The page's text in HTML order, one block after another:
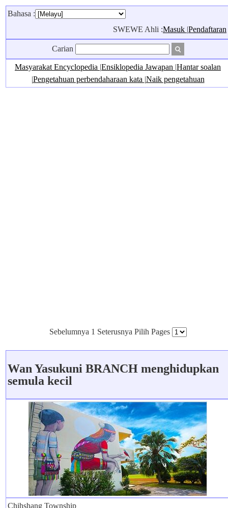
Bahasa :
SWEWE Ahli :Masuk |Pendaftaran
Carian
Masyarakat Encyclopedia |Ensiklopedia Jawapan |Hantar soalan
|Pengetahuan perbendaharaan kata |Naik pengetahuan
Sebelumnya 1 Seterusnya Pilih Pages
Wan Yasukuni BRANCH menghidupkan
semula kecil
Chihshang Township